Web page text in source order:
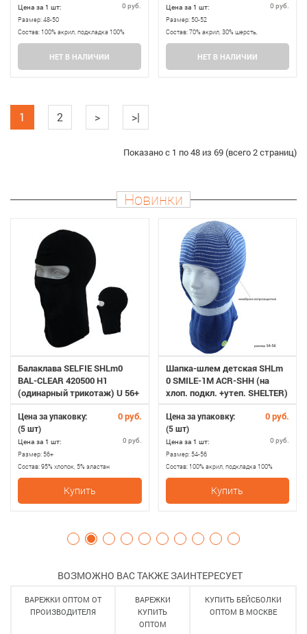
Цена за 1 шт: 0 руб.
Размер:48-50
Состав:100% акрил, подкладка 100%
хлопок
НЕТ В НАЛИЧИИ
Цена за 1 шт: 0 руб.
Размер:50-52
Состав:70% акрил, 30% шерсть,
подкладка 100% хлопок, утеплитель
НЕТ В НАЛИЧИИ
1 2 > >|
Показано с 1 по 48 из 69 (всего 2 страниц)
Новинки
Шапка-шлем детская SHLm
0 SMILE-1M ACR-SHH (на
хлоп. подкл. +утеп. SHELTER)
50-52
Цена за упаковку: 0 руб.
(5 шт)
Цена за 1 шт: 0 руб.
Размер:50-52
Состав:100% акрил, подкладка 100%
хлопок, утеплитель SHELTER
Купить
Шапка-шлем детская SHLm
0 SMILE-1M ACR-SHH (на
хлоп. подкл. +утеп. SHELTER)
46-48
Цена за упаковку: 0 руб.
(5 шт)
Цена за 1 шт: 0 руб.
Размер: 46-48
Состав: 100% акрил, подкладка 100%
хлопок, утеплитель SHELTER
Купить
ВОЗМОЖНО ВАС ТАКЖЕ ЗАИНТЕРЕСУЕТ
ВАРЕЖКИ ОПТОМ ОТ
ПРОИЗВОДИТЕЛЯ
ВАРЕЖКИ
КУПИТЬ
ОПТОМ
КУПИТЬ БЕЙСБОЛКИ
ОПТОМ В МОСКВЕ